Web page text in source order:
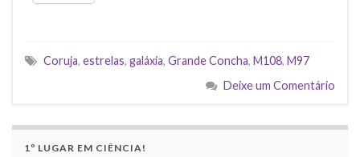
Coruja, estrelas, galáxia, Grande Concha, M108, M97
Deixe um Comentário
1º LUGAR EM CIÊNCIA!